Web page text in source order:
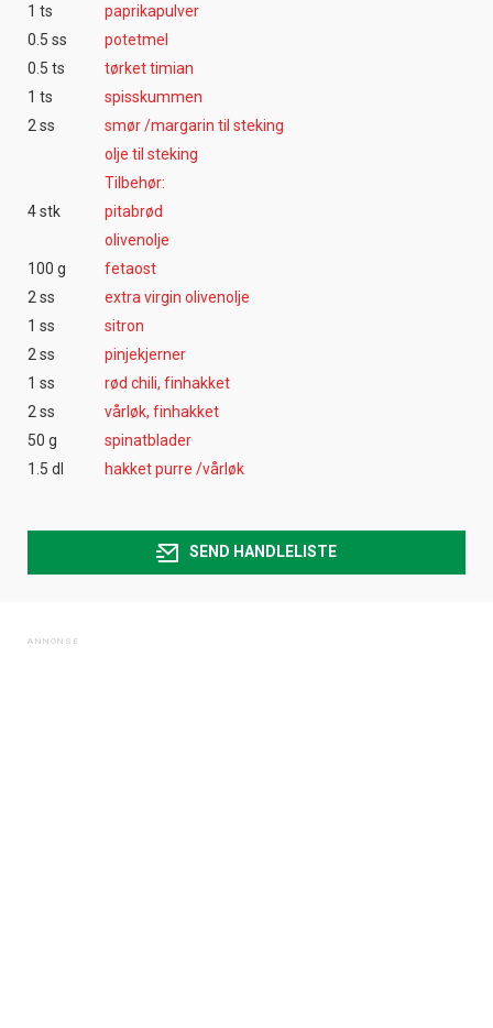
1 ts
paprikapulver
0.5 ss
potetmel
0.5 ts
tørket timian
1 ts
spisskummen
2 ss
smør /margarin til steking
olje til steking
Tilbehør:
4 stk
pitabrød
olivenolje
100 g
fetaost
2 ss
extra virgin olivenolje
1 ss
sitron
2 ss
pinjekjerner
1 ss
rød chili, finhakket
2 ss
vårløk, finhakket
50 g
spinatblader
1.5 dl
hakket purre /vårløk
SEND HANDLELISTE